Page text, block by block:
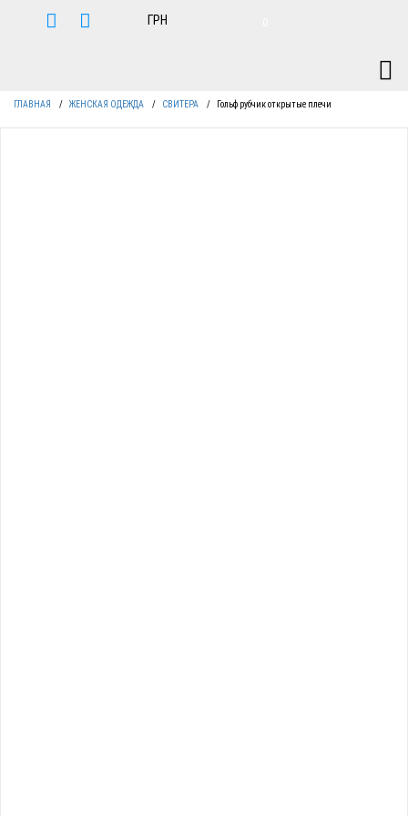
ГЛАВНАЯ / ЖЕНСКАЯ ОДЕЖДА / СВИТЕРА / Гольф рубчик открытые плечи